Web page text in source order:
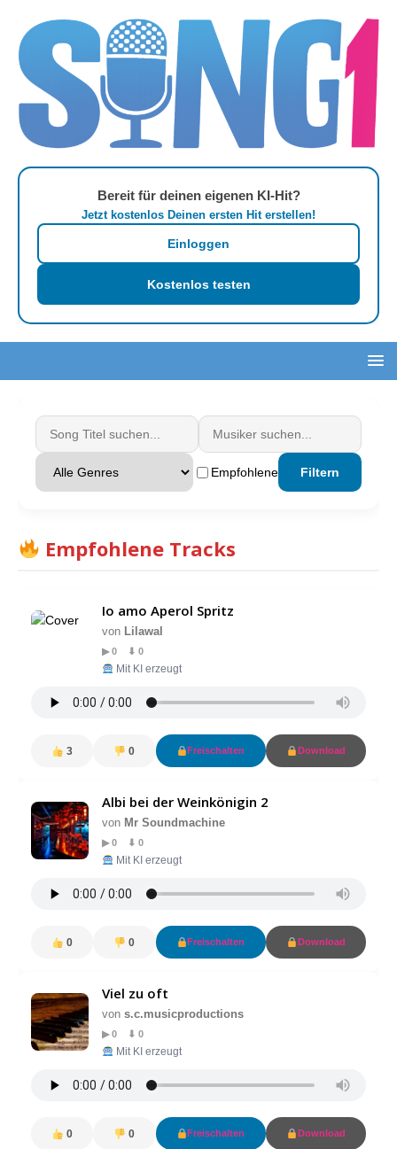
Bereit für deinen eigenen KI-Hit?
Jetzt kostenlos Deinen ersten Hit erstellen!
Einloggen
Kostenlos testen
Empfohlene Filtern
Empfohlene Tracks
Io amo Aperol Spritz
von Lilawal
▶ 0 ⬇ 0
Mit KI erzeugt
3 0 Freischalten Download
Albi bei der Weinkönigin 2
von Mr Soundmachine
▶ 0 ⬇ 0
Mit KI erzeugt
0 0 Freischalten Download
Viel zu oft
von s.c.musicproductions
▶ 0 ⬇ 0
Mit KI erzeugt
0 0 Freischalten Download